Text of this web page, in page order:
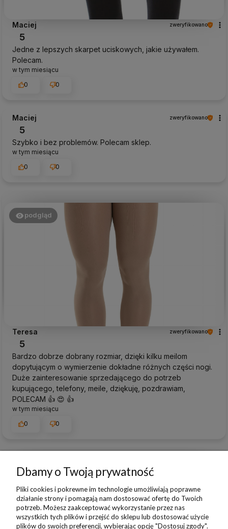
Maciej zweryfikowano
5
Jedne z lepszych skarpet uciskowych, jakie używałem.
Polecam.
w tym miesiącu
0
0
Maciej zweryfikowano
5
Szybko i bez problemów. Polecam sklep.
w tym miesiącu
0
0
podgląd
Teresa zweryfikowano
5
Bardzo dobrze dobrany rozmiar, dzięki kilku meilom
dopytującym o wymierzenie dokładne różnych części nogi.
Duże zainteresowanie sprzedającego do potrzeb
kupującego, telefony, meile, dziękuję, pozdrawiam,
POLECAM 👍️ 😍 👍️
w tym miesiącu
0
0
podgląd
Dbamy o Twoją prywatność
Pliki cookies i pokrewne im technologie umożliwiają poprawne
działanie strony i pomagają nam dostosować ofertę do Twoich
potrzeb. Możesz zaakceptować wykorzystanie przez nas
wszystkich tych plików i przejść do sklepu lub dostosować użycie
plików do swoich preferencji, wybierając opcję "Dostosuj zgody".